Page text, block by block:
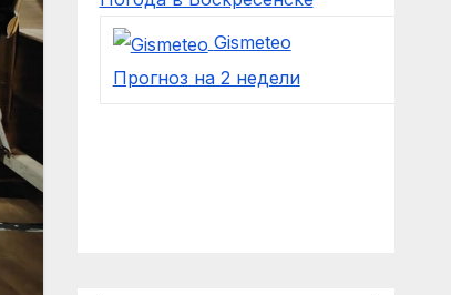
Gismeteo
Прогноз на 2 недели